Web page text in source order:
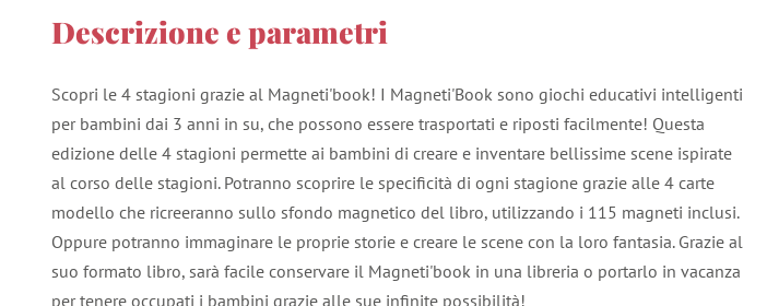
Descrizione e parametri
Scopri le 4 stagioni grazie al Magneti'book! I Magneti'Book sono giochi educativi intelligenti
per bambini dai 3 anni in su, che possono essere trasportati e riposti facilmente! Questa
edizione delle 4 stagioni permette ai bambini di creare e inventare bellissime scene ispirate
al corso delle stagioni. Potranno scoprire le specificità di ogni stagione grazie alle 4 carte
modello che ricreeranno sullo sfondo magnetico del libro, utilizzando i 115 magneti inclusi.
Oppure potranno immaginare le proprie storie e creare le scene con la loro fantasia. Grazie al
suo formato libro, sarà facile conservare il Magneti'book in una libreria o portarlo in vacanza
per tenere occupati i bambini grazie alle sue infinite possibilità!